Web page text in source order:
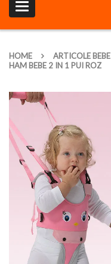
Toggle
navigation
HOME ARTICOLE BEBE
HAM BEBE 2 IN 1 PUI ROZ